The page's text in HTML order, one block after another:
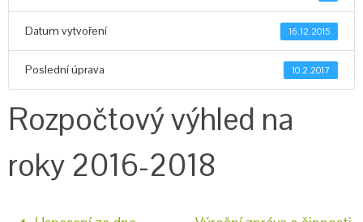
Datum vytvoření 16.12.2015
Poslední úprava 10.2.2017
Rozpočtový výhled na
roky 2016-2018